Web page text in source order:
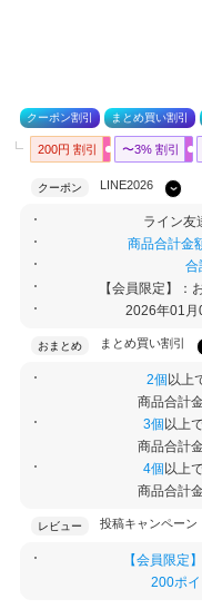
クーポン割引 まとめ買い割引
200円 割引 〜3% 割引
クーポン LINE2026
ライン友
商品合計金
合
【会員限定】：
2026年01
おまとめ まとめ買い割引
2個以上
商品合計
3個以上
商品合計
4個以上
商品合計
レビュー 投稿キャンペーン
【会員限定
200ポ